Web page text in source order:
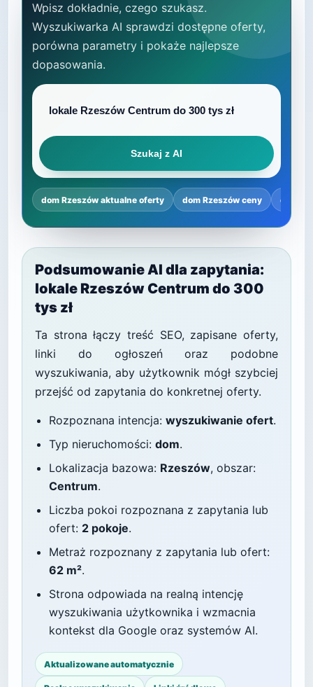
Wpisz dokładnie, czego szukasz.
Wyszukiwarka AI sprawdzi dostępne oferty,
porówna parametry i pokaże najlepsze
dopasowania.
Szukaj z AI
dom Rzeszów aktualne oferty dom Rzeszów ceny dom
Podsumowanie AI dla zapytania:
lokale Rzeszów Centrum do 300
tys zł
Ta strona łączy treść SEO, zapisane oferty,
linki do ogłoszeń oraz podobne
wyszukiwania, aby użytkownik mógł szybciej
przejść od zapytania do konkretnej oferty.
Rozpoznana intencja: wyszukiwanie ofert.
Typ nieruchomości: dom.
Lokalizacja bazowa: Rzeszów, obszar:
Centrum.
Liczba pokoi rozpoznana z zapytania lub
ofert: 2 pokoje.
Metraż rozpoznany z zapytania lub ofert:
62 m².
Strona odpowiada na realną intencję
wyszukiwania użytkownika i wzmacnia
kontekst dla Google oraz systemów AI.
Aktualizowane automatycznie